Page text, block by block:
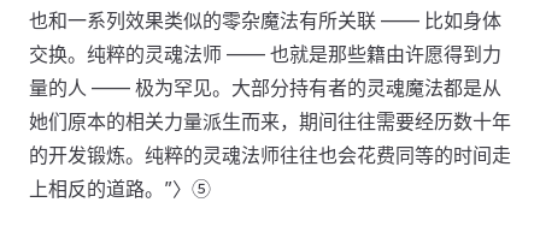
也和一系列效果类似的零杂魔法有所关联 —— 比如身体
交换。纯粹的灵魂法师 —— 也就是那些籍由许愿得到力
量的人 —— 极为罕见。大部分持有者的灵魂魔法都是从
她们原本的相关力量派生而来，期间往往需要经历数十年
的开发锻炼。纯粹的灵魂法师往往也会花费同等的时间走
上相反的道路。”〉⑤